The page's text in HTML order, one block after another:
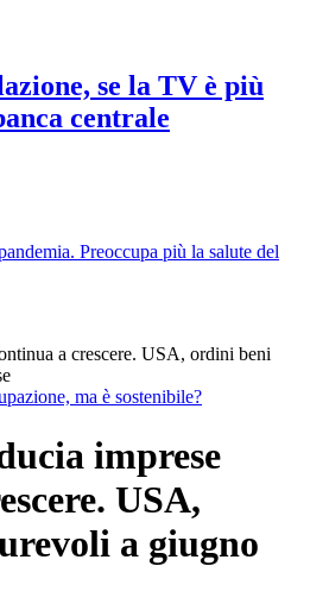
se la TV è più
centrale
Preoccupa più la salute del
a crescere. USA, ordini beni
ma è sostenibile?
imprese
USA,
a giugno